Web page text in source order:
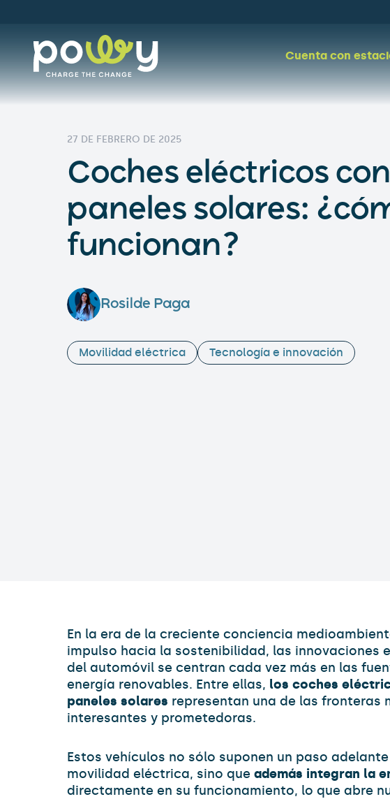
Cuenta con
27 DE FEBRERO DE 2025
Coches eléctricos con
paneles solares:
funcionan?
Rosilde Paga
Movilidad eléctrica Tecnología e innovación
En la era de la creciente conciencia
impulso hacia la sostenibilidad, las innovaciones
del automóvil se centran cada vez más en las
energía renovables. Entre ellas, los coches
paneles solares representan una de las fronteras
interesantes y prometedoras.
Estos vehículos no sólo suponen un paso
movilidad eléctrica, sino que además integran la
directamente en su funcionamiento, lo que abre